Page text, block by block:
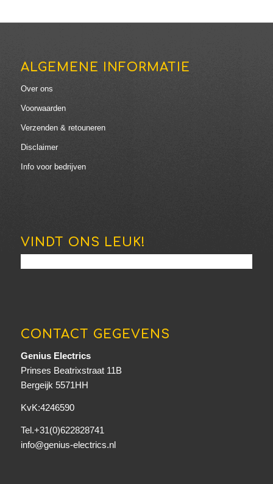
ALGEMENE INFORMATIE
Over ons
Voorwaarden
Verzenden & retouneren
Disclaimer
Info voor bedrijven
VINDT ONS LEUK!
CONTACT GEGEVENS
Genius Electrics
Prinses Beatrixstraat 11B
Bergeijk 5571HH
KvK:4246590
Tel.+31(0)622828741
info@genius-electrics.nl